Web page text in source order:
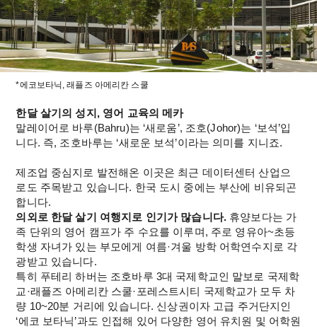
*에코보타닉, 래플즈 아메리칸 스쿨
한달 살기의 성지, 영어 교육의 메카
말레이어로 바루(Bahru)는 ‘새로움’, 조호(Johor)는 ‘보석’입
니다. 즉, 조호바루는 ‘새로운 보석’이라는 의미를 지니죠.
제조업 중심지로 발전해온 이곳은 최근 데이터센터 산업으
로도 주목받고 있습니다. 한국 도시 중에는 부산에 비유되곤
합니다.
의외로 한달 살기 여행지로 인기가 많습니다. 휴양보다는 가
족 단위의 영어 캠프가 주 수요를 이루며, 주로 영유아~초등
학생 자녀가 있는 부모에게 여름·겨울 방학 어학연수지로 각
광받고 있습니다.
특히 푸테리 하버는 조호바루 3대 국제학교인 말보로 국제학
교·래플즈 아메리칸 스쿨·포레스트시티 국제학교가 모두 차
량 10~20분 거리에 있습니다. 신상권이자 고급 주거단지인
‘에코 보타닉’과도 인접해 있어 다양한 영어 유치원 및 어학원